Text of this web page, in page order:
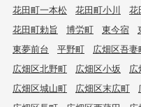
花田町一本松 花田町小川 花
花田町勅旨
博労町 東今宿
東夢前台
平野町 広畑区吾妻
広畑区北野町
広畑区小坂 広
広畑区城山町
広畑区末広町